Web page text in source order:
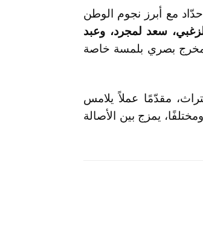
مع أبرز نجوم الوطن
سعد لمجرد، وعبد
كمخرج بصري بلمسة خاصة
مقدّمًا عملاً يلامس
يمزج بين الأصالة